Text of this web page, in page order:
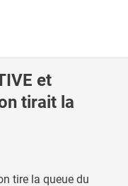
et
tirait la
tire la queue du